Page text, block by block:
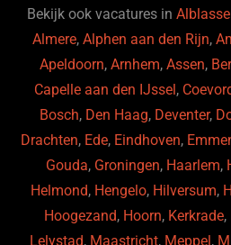
o
k
Bekijk ook vacatures in
Almere,Alphen aan den Rijn,
Apeldoorn,Arnhem,Assen,
Capelle aan den IJssel,
Bosch, Den Haag, Deventer,
Drachten, Ede, Eindhoven,
Gouda, Groningen, Haarlem,
Helmond, Hengelo, Hilversum,
Hoogezand, Hoorn, Kerkrade,
Lelystad, Maastricht, Meppel,